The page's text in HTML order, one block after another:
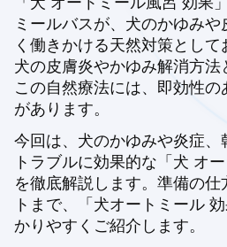
ミールバスが、犬のかゆみ
く働きかける天然対策とし
犬の皮膚炎やかゆみ解消方法
この自然療法には、即効性
があります。
今回は、犬のかゆみや炎症
トラブルに効果的な「犬 オ
を徹底解説します。準備の
トまで、「犬オートミール
かりやすくご紹介します。